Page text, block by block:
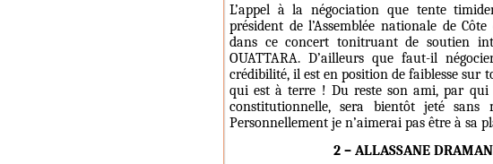
L’appel à la négociation que tente
président de l’Assemblée nationale de
dans ce concert tonitruant de soutien
OUATTARA. D’ailleurs que faut-il
crédibilité, il est en position de faiblesse sur
qui est à terre ! Du reste son ami, par
constitutionnelle, sera bientôt jeté sans
Personnellement je n’aimerai pas être à sa
2 – ALLASSANE